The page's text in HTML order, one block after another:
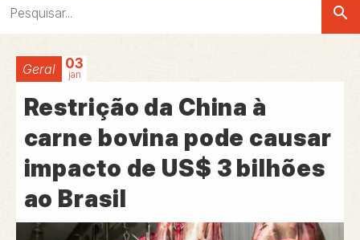
search
Geral 03
jan
Restrição da China à
carne bovina pode causar
impacto de US$ 3 bilhões
ao Brasil